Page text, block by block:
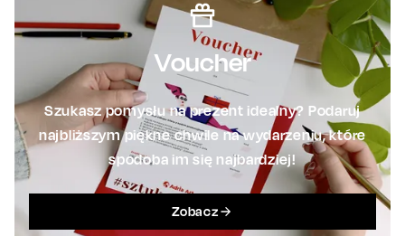
Voucher
Szukasz pomysłu na prezent idealny? Podaruj
najbliższym piękne chwile na wydarzeniu, które
spodoba im się najbardziej!
Zobacz